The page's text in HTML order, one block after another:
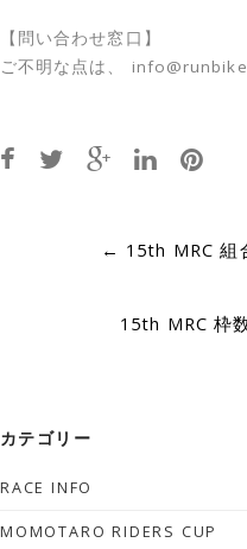
【問い合わせ窓口】
ご不明な点は、
← 15th MRC 組
15th MRC 枠
カテゴリー
RACE INFO
MOMOTARO RIDERS CUP